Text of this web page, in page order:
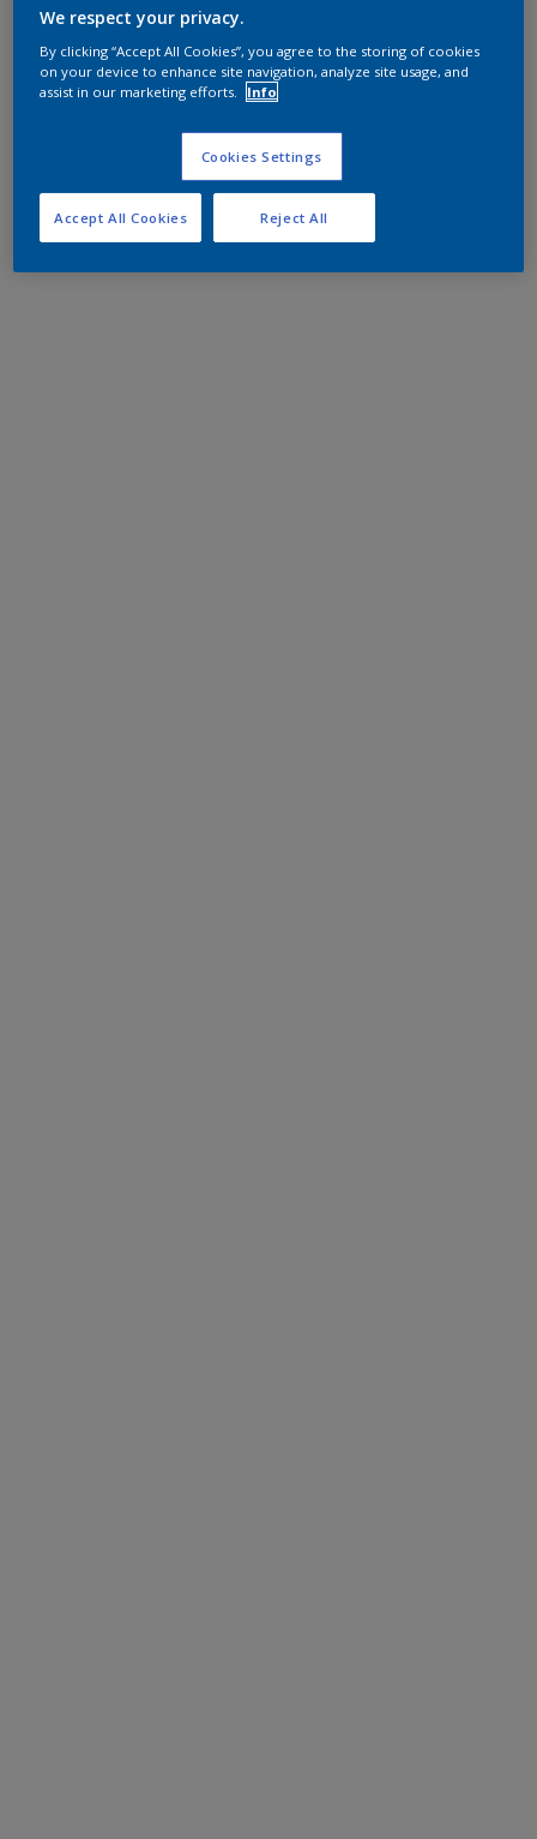
We respect your privacy.
By clicking “Accept All Cookies”, you agree to the storing of cookies
on your device to enhance site navigation, analyze site usage, and
assist in our marketing efforts.
Info
Cookies Settings
Reject All
Accept All Cookies